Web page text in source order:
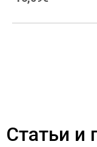
Статьи и